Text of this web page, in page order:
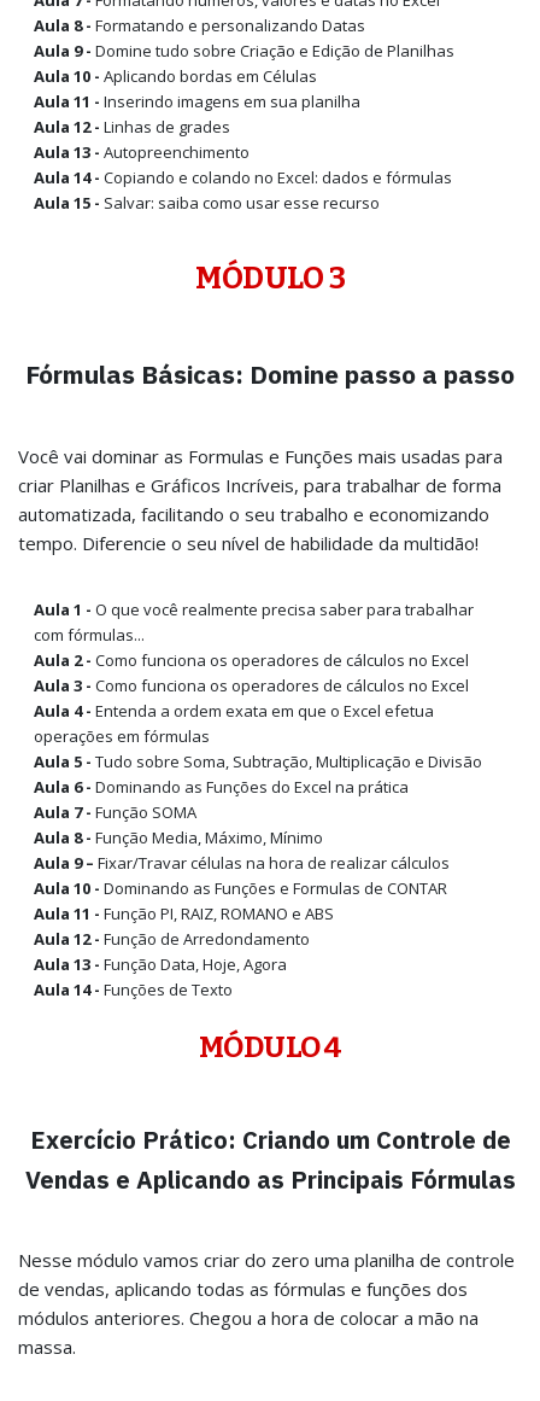
Aula 8 - Formatando e personalizando Datas
Aula 9 - Domine tudo sobre Criação e Edição de Planilhas
Aula 10 - Aplicando bordas em Células
Aula 11 - Inserindo imagens em sua planilha
Aula 12 - Linhas de grades
Aula 13 - Autopreenchimento
Aula 14 - Copiando e colando no Excel: dados e fórmulas
Aula 15 - Salvar: saiba como usar esse recurso
MÓDULO 3
Fórmulas Básicas: Domine passo a passo
Você vai dominar as Formulas e Funções mais usadas para
criar Planilhas e Gráficos Incríveis, para trabalhar de forma
automatizada, facilitando o seu trabalho e economizando
tempo. Diferencie o seu nível de habilidade da multidão!
Aula 1 - O que você realmente precisa saber para trabalhar
com fórmulas...
Aula 2 - Como funciona os operadores de cálculos no Excel
Aula 3 - Como funciona os operadores de cálculos no Excel
Aula 4 - Entenda a ordem exata em que o Excel efetua
operações em fórmulas
Aula 5 - Tudo sobre Soma, Subtração, Multiplicação e Divisão
Aula 6 - Dominando as Funções do Excel na prática
Aula 7 - Função SOMA
Aula 8 - Função Media, Máximo, Mínimo
Aula 9 – Fixar/Travar células na hora de realizar cálculos
Aula 10 - Dominando as Funções e Formulas de CONTAR
Aula 11 - Função PI, RAIZ, ROMANO e ABS
Aula 12 - Função de Arredondamento
Aula 13 - Função Data, Hoje, Agora
Aula 14 - Funções de Texto
MÓDULO 4
Exercício Prático: Criando um Controle de
Vendas e Aplicando as Principais Fórmulas
Nesse módulo vamos criar do zero uma planilha de controle
de vendas, aplicando todas as fórmulas e funções dos
módulos anteriores. Chegou a hora de colocar a mão na
massa.